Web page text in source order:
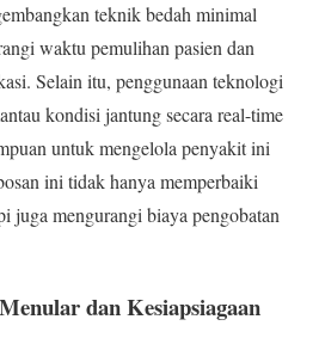
teknik bedah minimal
waktu pemulihan pasien dan
Selain itu, penggunaan teknologi
kondisi jantung secara real-time
untuk mengelola penyakit ini
ini tidak hanya memperbaiki
juga mengurangi biaya pengobatan
dan Kesiapsiagaan